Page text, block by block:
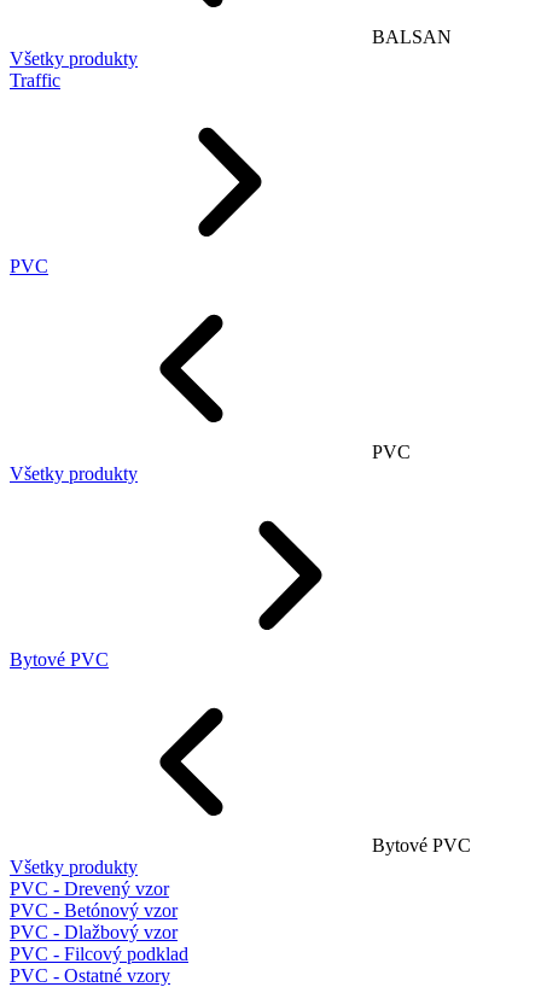
BALSAN
Všetky produkty
Traffic
PVC
PVC
Všetky produkty
Bytové PVC
Bytové PVC
Všetky produkty
PVC - Drevený vzor
PVC - Betónový vzor
PVC - Dlažbový vzor
PVC - Filcový podklad
PVC - Ostatné vzory